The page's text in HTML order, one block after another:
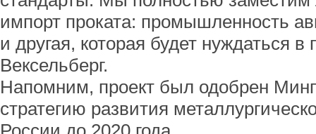
импорт проката: промышленность
и другая, которая будет нуждаться в
Вексельберг.
Напомним, проект был одобрен
стратегию развития